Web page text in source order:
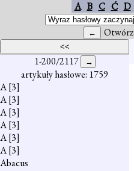
A B C Ć D
Otwórz
1-200/2117
artykuły hasłowe: 1759
A[3]
A[3]
A[3]
A[3]
A[3]
A[3]
Abacus